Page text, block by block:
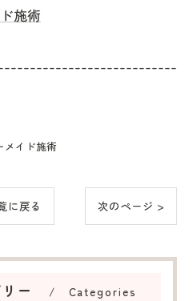
施術
メイド施術
に戻る 次のページ >
ー Categories